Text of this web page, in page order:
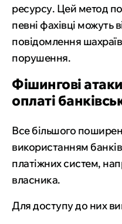
ресурсу. Цей метод
певні фахівці можуть
повідомлення
порушення.
Фішингові
оплаті
Все більшого
використанням
платіжних систем,
власника.
Для доступу до них